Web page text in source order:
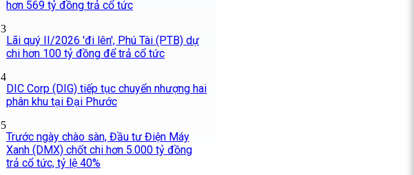
hơn 569 tỷ đồng trả cổ tức
3
Lãi quý II/2026 'đi lên', Phú Tài (PTB) dự
chi hơn 100 tỷ đồng để trả cổ tức
4
DIC Corp (DIG) tiếp tục chuyển nhượng hai
phân khu tại Đại Phước
5
Trước ngày chào sàn, Đầu tư Điện Máy
Xanh (DMX) chốt chi hơn 5.000 tỷ đồng
trả cổ tức, tỷ lệ 40%